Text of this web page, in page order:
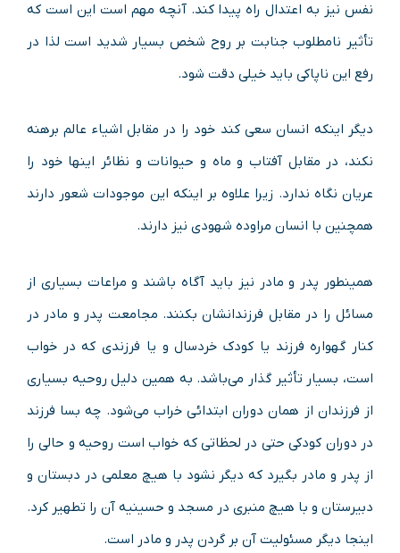
نفس نیز به اعتدال راه پیدا کند. آنچه مهم است این است که
تأثیر نامطلوب جنابت بر روح شخص بسیار شدید است لذا در
رفع این ناپاکی باید خیلی دقت شود.
دیگر اینکه انسان سعی کند خود را در مقابل اشیاء عالم برهنه
نکند، در مقابل آفتاب و ماه و حیوانات و نظائر اینها خود را
عریان نگاه ندارد. زیرا علاوه بر اینکه این موجودات شعور دارند
همچنین با انسان مراوده شهودی نیز دارند.
همینطور پدر و مادر نیز باید آگاه باشند و مراعات بسیاری از
مسائل را در مقابل فرزندانشان بکنند. مجامعت پدر و مادر در
کنار گهواره فرزند یا کودک خردسال و یا فرزندی که در خواب
است، بسیار تأثیر گذار می‌باشد. به همین دلیل روحیه بسیاری
از فرزندان از همان دوران ابتدائی خراب می‌شود. چه بسا فرزند
در دوران کودکی حتی در لحظاتی که خواب است روحیه و حالی را
از پدر و مادر بگیرد که دیگر نشود با هیچ معلمی در دبستان و
دبیرستان و با هیچ منبری در مسجد و حسینیه آن را تطهیر کرد.
اینجا دیگر مسئولیت آن بر گردن پدر و مادر است.